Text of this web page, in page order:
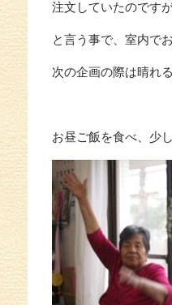
注文していたのです
と言う事で、室内で
次の企画の際は晴れ
お昼ご飯を食べ、少